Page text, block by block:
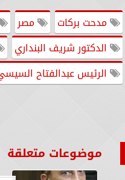
مدحت بركات
مصر
الدكتور شريف البنداري
الرئيس عبدالفتاح
موضوعات متعلقة